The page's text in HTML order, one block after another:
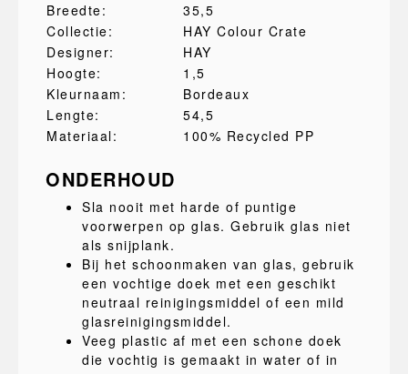
Breedte:
35,5
Collectie:
HAY Colour Crate
Designer:
HAY
Hoogte:
1,5
Kleurnaam:
Bordeaux
Lengte:
54,5
Materiaal:
100% Recycled PP
ONDERHOUD
Sla nooit met harde of puntige
voorwerpen op glas. Gebruik glas niet
als snijplank.
Bij het schoonmaken van glas, gebruik
een vochtige doek met een geschikt
neutraal reinigingsmiddel of een mild
glasreinigingsmiddel.
Veeg plastic af met een schone doek
die vochtig is gemaakt in water of in